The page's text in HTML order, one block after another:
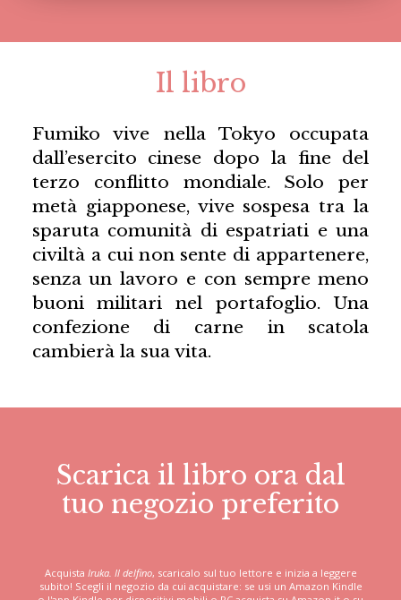
Il libro
Fumiko vive nella Tokyo occupata
dall’esercito cinese dopo la fine del
terzo conflitto mondiale. Solo per
metà giapponese, vive sospesa tra la
sparuta comunità di espatriati e una
civiltà a cui non sente di appartenere,
senza un lavoro e con sempre meno
buoni militari nel portafoglio. Una
confezione di carne in scatola
cambierà la sua vita.
Scarica il libro ora dal
tuo negozio preferito
Acquista Iruka. Il delfino, scaricalo sul tuo lettore e inizia a leggere
subito! Scegli il negozio da cui acquistare: se usi un Amazon Kindle